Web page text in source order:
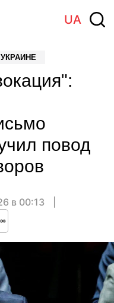
UA
повод
в 00:13